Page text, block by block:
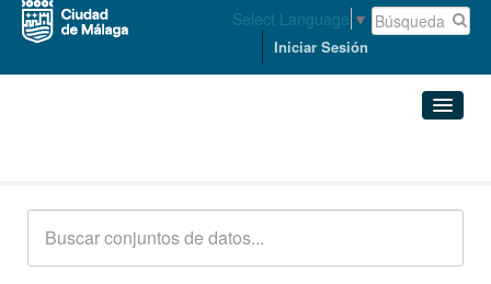
Select Language ▼
Iniciar Sesión